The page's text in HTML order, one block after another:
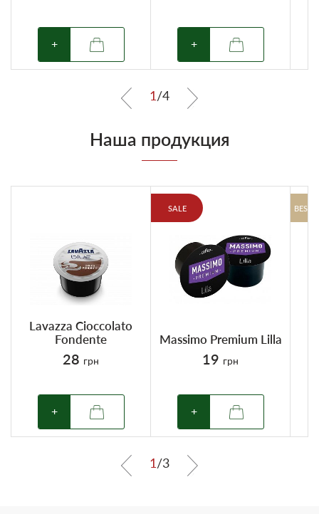
+ +
1/4
Наша продукция
Lavazza Cioccolato
Fondente
28 грн
+
SALE
Massimo Premium Lilla
19 грн
+
1/3